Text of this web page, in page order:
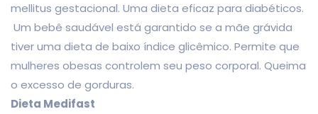
mellitus gestacional. Uma dieta eficaz para diabéticos.
Um bebê saudável está garantido se a mãe grávida
tiver uma dieta de baixo índice glicêmico. Permite que
mulheres obesas controlem seu peso corporal. Queima
o excesso de gorduras.
Dieta Medifast